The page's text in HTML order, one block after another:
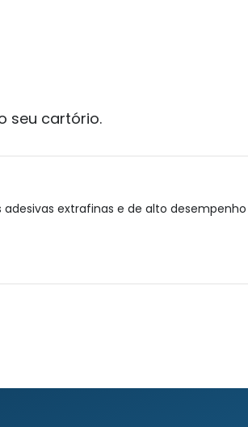
seu cartório.
extrafinas e de alto